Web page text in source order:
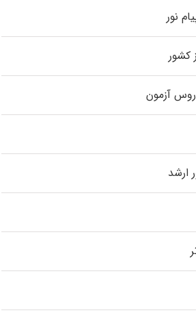
نور
کشور
آزمون
ارشد